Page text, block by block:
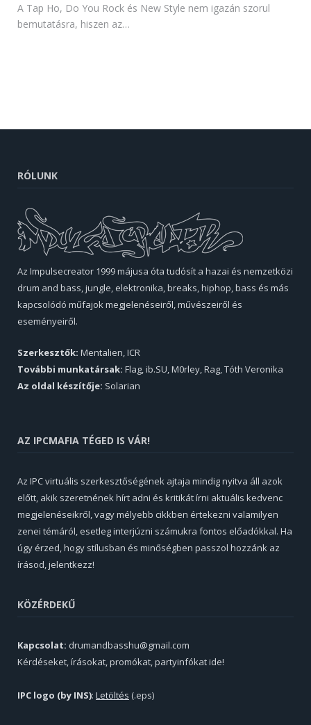
A Tap Ho, Do You Rock és New Style nem igazán szorul
bemutatásra, hiszen az…
RÓLUNK
Az Impulsecreator 1999 májusa óta tudósít a hazai és nemzetközi
drum and bass, jungle, elektronika, breaks, hiphop, bass és más
kapcsolódó műfajok megjelenéseiről, művészeiről és
eseményeiről.
Szerkesztők: Mentalien, ICR
További munkatársak: Flag, ib.SU, M0rley, Rag, Tóth Veronika
Az oldal készítője: Solarian
AZ IPCMAFIA TÉGED IS VÁR!
Az IPC virtuális szerkesztőségének ajtaja mindig nyitva áll azok
előtt, akik szeretnének hírt adni és kritikát írni aktuális kedvenc
megjelenéseikről, vagy mélyebb cikkben értekezni valamilyen
zenei témáról, esetleg interjúzni számukra fontos előadókkal. Ha
úgy érzed, hogy stílusban és minőségben passzol hozzánk az
írásod, jelentkezz!
KÖZÉRDEKŰ
Kapcsolat: drumandbasshu@gmail.com
Kérdéseket, írásokat, promókat, partyinfókat ide!
IPC logo (by INS): Letöltés (.eps)